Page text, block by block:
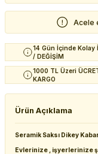
Acele
14 Gün İçinde Kolay
/ DEĞİŞİM
1000 TL Üzeri
KARGO
Ürün Açıklama
Seramik Saksı Dikey
Evlerinize , işyerlerinize